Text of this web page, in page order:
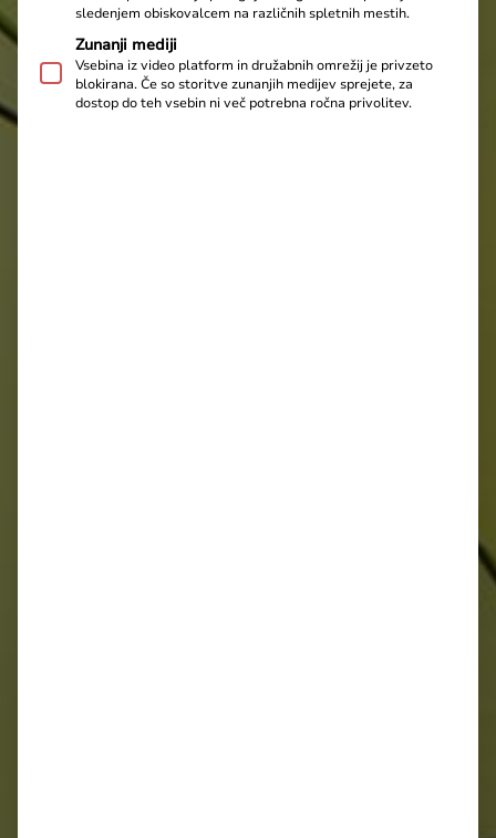
sledenjem obiskovalcem na različnih spletnih mestih.
Zunanji mediji
Vsebina iz video platform in družabnih omrežij je privzeto
blokirana. Če so storitve zunanjih medijev sprejete, za
dostop do teh vsebin ni več potrebna ročna privolitev.